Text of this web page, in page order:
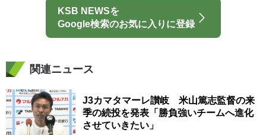
KSB NEWSを
Google検索のお気に入りに登録
関連ニュース
J3カマタマーレ讃岐 米山篤志監督の来
季の続投を発表「勝負強いチームへ進化
させていきたい」